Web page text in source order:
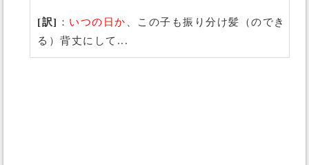
[訳] ： いつの日か 、この子も振り分け髪（のでき
る）背丈にして...